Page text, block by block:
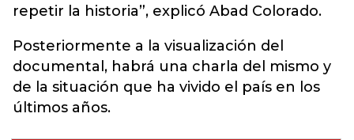
repetir la historia”, explicó Abad Colorado.
Posteriormente a la visualización del
documental, habrá una charla del mismo y
de la situación que ha vivido el país en los
últimos años.